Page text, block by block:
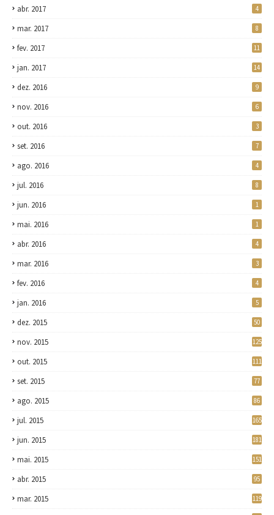
abr. 2017 4
mar. 2017 8
fev. 2017 11
jan. 2017 14
dez. 2016 9
nov. 2016 6
out. 2016 3
set. 2016 7
ago. 2016 4
jul. 2016 8
jun. 2016 1
mai. 2016 1
abr. 2016 4
mar. 2016 3
fev. 2016 4
jan. 2016 5
dez. 2015 50
nov. 2015 125
out. 2015 111
set. 2015 77
ago. 2015 86
jul. 2015 165
jun. 2015 181
mai. 2015 151
abr. 2015 95
mar. 2015 119